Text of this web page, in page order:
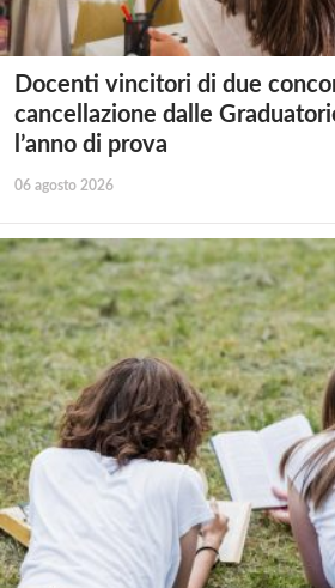
Docenti vincitori di due
cancellazione dalle
l’anno di prova
06 agosto 2026